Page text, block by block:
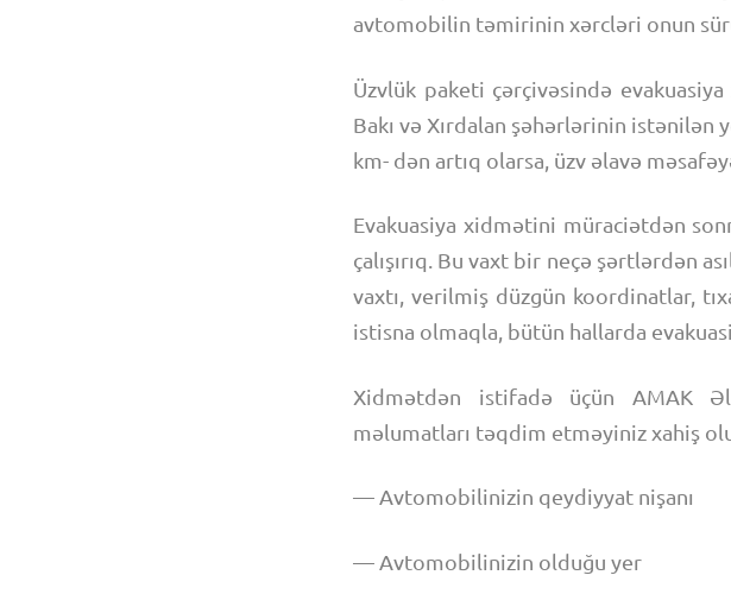
avtomobilin təmirinin xərcləri onun
Üzvlük paketi çərçivəsində
Bakı və Xırdalan şəhərlərinin istənilən
km- dən artıq olarsa, üzv əlavə
Evakuasiya xidmətini müraciətdən
çalışırıq. Bu vaxt bir neçə şərtlərdən
vaxtı, verilmiş düzgün koordinatlar,
istisna olmaqla, bütün hallarda
Xidmətdən istifadə üçün AMAK
məlumatları təqdim etməyiniz xahiş
— Avtomobilinizin qeydiyyat nişanı
— Avtomobilinizin olduğu yer